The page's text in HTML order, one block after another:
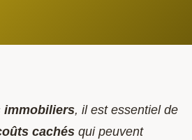
immobiliers, il est essentiel de
cachés qui peuvent